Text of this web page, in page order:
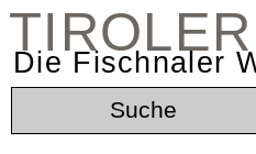
Die Fischnaler
Suche